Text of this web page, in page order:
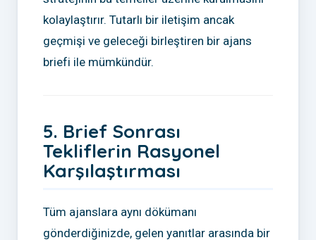
kolaylaştırır. Tutarlı bir iletişim ancak
geçmişi ve geleceği birleştiren bir ajans
briefi ile mümkündür.
5. Brief Sonrası
Tekliflerin Rasyonel
Karşılaştırması
Tüm ajanslara aynı dökümanı
gönderdiğinizde, gelen yanıtlar arasında bir